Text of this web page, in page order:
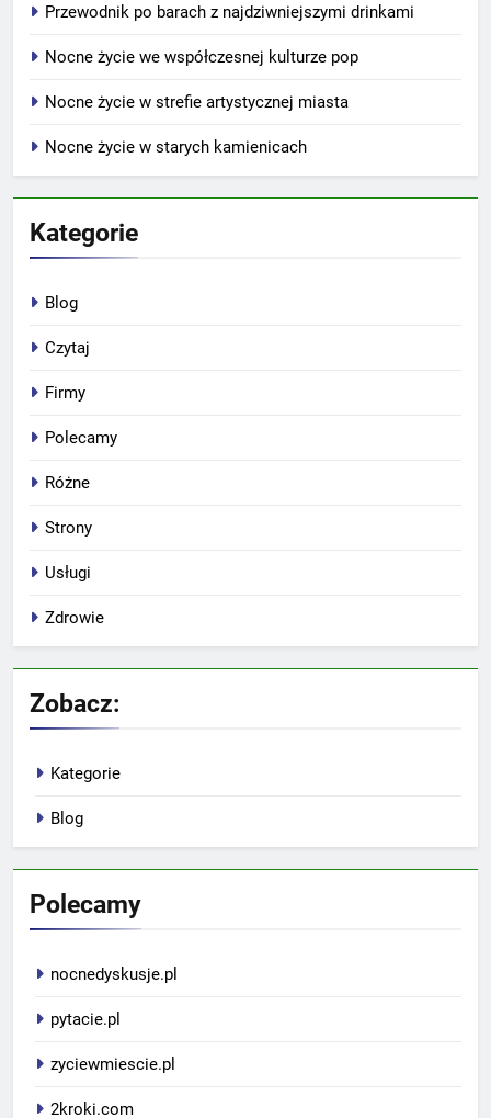
Przewodnik po barach z najdziwniejszymi drinkami
Nocne życie we współczesnej kulturze pop
Nocne życie w strefie artystycznej miasta
Nocne życie w starych kamienicach
Kategorie
Blog
Czytaj
Firmy
Polecamy
Różne
Strony
Usługi
Zdrowie
Zobacz:
Kategorie
Blog
Polecamy
nocnedyskusje.pl
pytacie.pl
zyciewmiescie.pl
2kroki.com